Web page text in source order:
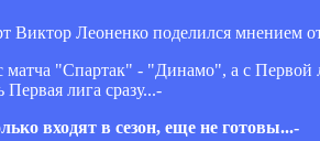
Виктор Леоненко поделился мнением
матча "Спартак" - "Динамо", а с
лига сразу...-
входят в сезон, еще не готовы...-